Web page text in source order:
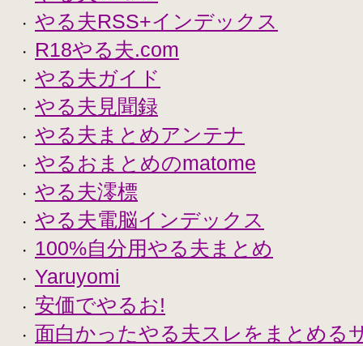
・ やる夫RSS+インデックス
・ R18やる夫.com
・ やる夫ガイド
・ やる夫見聞録
・ やる夫まとめアンテナ
・ やるおまとめのmatome
・ やる夫澪標
・ やる夫電脳インデックス
・ 100%自分用やる夫まとめ
・ Yaruyomi
・ 安価でやるお!
・ 面白かったやる夫スレをまとめる